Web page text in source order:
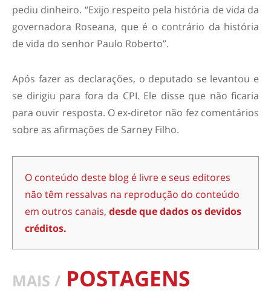
pediu dinheiro. “Exijo respeito pela história de vida da
governadora Roseana, que é o contrário da história
de vida do senhor Paulo Roberto”.
Após fazer as declarações, o deputado se levantou e
se dirigiu para fora da CPI. Ele disse que não ficaria
para ouvir resposta. O ex-diretor não fez comentários
sobre as afirmações de Sarney Filho.
O conteúdo deste blog é livre e seus editores
não têm ressalvas na reprodução do conteúdo
em outros canais, desde que dados os devidos
créditos.
MAIS / POSTAGENS